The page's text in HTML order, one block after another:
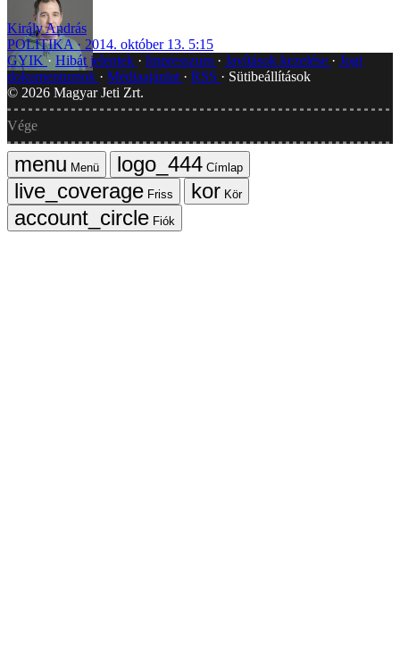
Király András
POLITIKA
2014. október 13. 5:15
GYIK Hibát jelentek Impresszum Javítások kezelése
Jogi
dokumentumok
Médiaajánlat RSS
Sütibeállítások
© 2026 Magyar Jeti Zrt.
Vége
Menü
Címlap
Friss
Kör
Fiók